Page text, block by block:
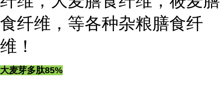
食纤维，等各种杂粮膳食纤
维！
大麦芽多肽85%